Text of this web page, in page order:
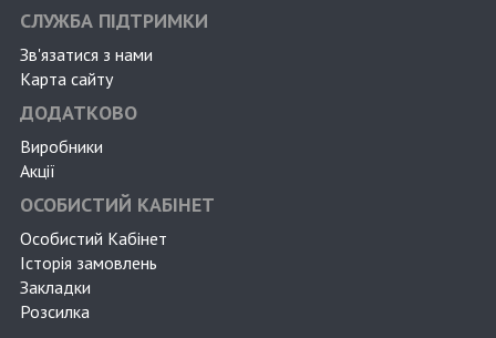
СЛУЖБА ПІДТРИМКИ
Зв'язатися з нами
Карта сайту
ДОДАТКОВО
Виробники
Акції
ОСОБИСТИЙ КАБІНЕТ
Особистий Кабінет
Історія замовлень
Закладки
Розсилка